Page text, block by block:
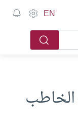
EN
الخاطب